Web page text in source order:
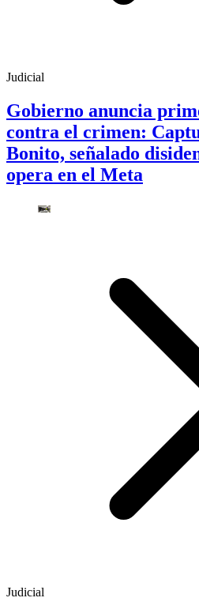
Judicial
Gobierno anuncia
contra el crimen:
Bonito, señalado
opera en el Meta
Judicial